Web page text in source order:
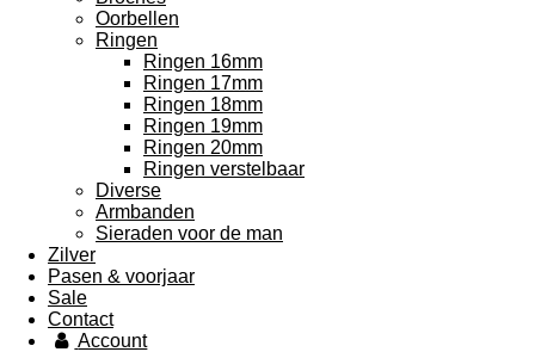
Oorbellen
Ringen
Ringen 16mm
Ringen 17mm
Ringen 18mm
Ringen 19mm
Ringen 20mm
Ringen verstelbaar
Diverse
Armbanden
Sieraden voor de man
Zilver
Pasen & voorjaar
Sale
Contact
Account